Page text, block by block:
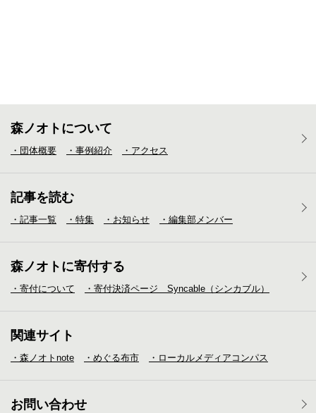
森ノオトについて
・団体概要 ・事例紹介 ・アクセス
記事を読む
・記事一覧 ・特集 ・お知らせ ・編集部メンバー
森ノオトに寄付する
・寄付について ・寄付決済ページ Syncable（シンカブル）
関連サイト
・森ノオトnote ・めぐる布市 ・ローカルメディア コンパス
お問い合わせ